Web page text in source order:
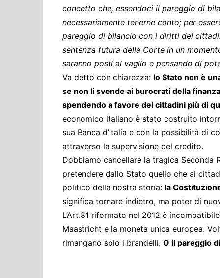
concetto che, essendoci il pareggio di
necessariamente tenerne conto; per
pareggio di bilancio con i diritti dei
sentenza futura della Corte in un
saranno posti al vaglio e pensando di
Va detto con chiarezza: lo Stato non è
se non li svende ai burocrati della
spendendo a favore dei cittadini più di
economico italiano è stato costruito
sua Banca d’Italia e con la possibilità di
attraverso la supervisione del credito.
Dobbiamo cancellare la tragica Seconda
pretendere dallo Stato quello che ai
politico della nostra storia: la
significa tornare indietro, ma poter di
L’Art.81 riformato nel 2012 è
Maastricht e la moneta unica europea.
rimangano solo i brandelli. O il pareggio